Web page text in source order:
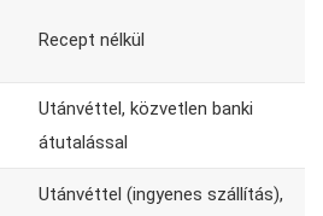
Recept nélkül
Utánvéttel, közvetlen banki
átutalással
Utánvéttel (ingyenes szállítás),